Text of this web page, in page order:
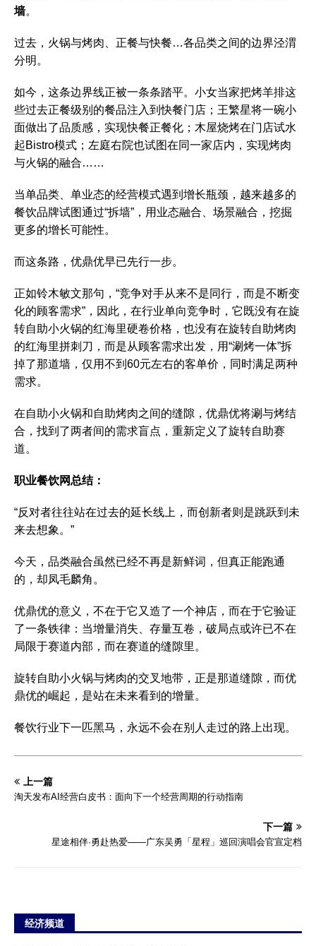
墙。
过去，火锅与烤肉、正餐与快餐…各品类之间的边界泾渭
分明。
如今，这条边界线正被一条条踏平。小女当家把烤羊排这
些过去正餐级别的餐品注入到快餐门店；王繁星将一碗小
面做出了品质感，实现快餐正餐化；木屋烧烤在门店试水
起Bistro模式；左庭右院也试图在同一家店内，实现烤肉
与火锅的融合……
当单品类、单业态的经营模式遇到增长瓶颈，越来越多的
餐饮品牌试图通过“拆墙”，用业态融合、场景融合，挖掘
更多的增长可能性。
而这条路，优鼎优早已先行一步。
正如铃木敏文那句，“竞争对手从来不是同行，而是不断变
化的顾客需求”，因此，在行业单向竞争时，它既没有在旋
转自助小火锅的红海里硬卷价格，也没有在旋转自助烤肉
的红海里拼刺刀，而是从顾客需求出发，用“涮烤一体”拆
掉了那道墙，仅用不到60元左右的客单价，同时满足两种
需求。
在自助小火锅和自助烤肉之间的缝隙，优鼎优将涮与烤结
合，找到了两者间的需求盲点，重新定义了旋转自助赛
道。
职业餐饮网总结：
“反对者往往站在过去的延长线上，而创新者则是跳跃到未
来去想象。”
今天，品类融合虽然已经不再是新鲜词，但真正能跑通
的，却凤毛麟角。
优鼎优的意义，不在于它又造了一个神店，而在于它验证
了一条铁律：当增量消失、存量互卷，破局点或许已不在
局限于赛道内部，而在赛道的缝隙里。
旋转自助小火锅与烤肉的交叉地带，正是那道缝隙，而优
鼎优的崛起，是站在未来看到的增量。
餐饮行业下一匹黑马，永远不会在别人走过的路上出现。
上一篇
淘天发布AI经营白皮书：面向下一个经营周期的行动指南
下一篇
星途相伴·勇赴热爱——广东吴勇「星程」巡回演唱会官宣定档
经济频道